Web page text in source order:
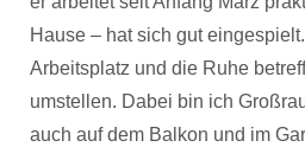
Hause – hat sich gut
Arbeitsplatz und die Ruhe
umstellen. Dabei bin ich
auch auf dem Balkon und im